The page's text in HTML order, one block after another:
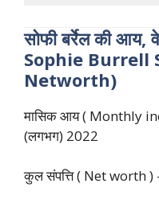
सोफी बर्रेल की आय,
Sophie Burrell
Networth)
मासिक आय ( Monthly
(लगभग) 2022
कुल संपत्ति ( Net worth